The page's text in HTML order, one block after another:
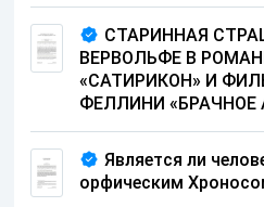
СТАРИННАЯ
ВЕРВОЛЬФЕ В
«САТИРИКОН» И
ФЕЛЛИНИ «БРАЧНОЕ
Является ли
орфическим